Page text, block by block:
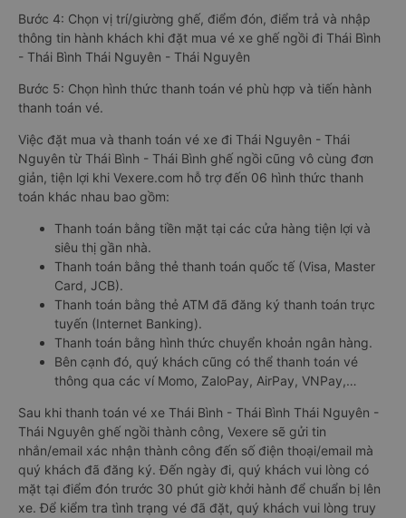
Bước 4: Chọn vị trí/giường ghế, điểm đón, điểm trả và nhập
thông tin hành khách khi đặt mua vé xe ghế ngồi đi Thái Bình
- Thái Bình Thái Nguyên - Thái Nguyên
Bước 5: Chọn hình thức thanh toán vé phù hợp và tiến hành
thanh toán vé.
Việc đặt mua và thanh toán vé xe đi Thái Nguyên - Thái
Nguyên từ Thái Bình - Thái Bình ghế ngồi cũng vô cùng đơn
giản, tiện lợi khi Vexere.com hỗ trợ đến 06 hình thức thanh
toán khác nhau bao gồm:
Thanh toán bằng tiền mặt tại các cửa hàng tiện lợi và
siêu thị gần nhà.
Thanh toán bằng thẻ thanh toán quốc tế (Visa, Master
Card, JCB).
Thanh toán bằng thẻ ATM đã đăng ký thanh toán trực
tuyến (Internet Banking).
Thanh toán bằng hình thức chuyển khoản ngân hàng.
Bên cạnh đó, quý khách cũng có thể thanh toán vé
thông qua các ví Momo, ZaloPay, AirPay, VNPay,…
Sau khi thanh toán vé xe Thái Bình - Thái Bình Thái Nguyên -
Thái Nguyên ghế ngồi thành công, Vexere sẽ gửi tin
nhắn/email xác nhận thành công đến số điện thoại/email mà
quý khách đã đăng ký. Đến ngày đi, quý khách vui lòng có
mặt tại điểm đón trước 30 phút giờ khởi hành để chuẩn bị lên
xe. Để kiểm tra tình trạng vé đã đặt, quý khách vui lòng truy